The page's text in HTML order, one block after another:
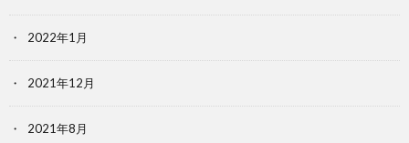
2022年1月
2021年12月
2021年8月